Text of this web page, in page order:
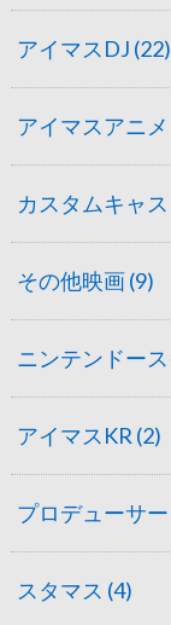
アイマスDJ (22)
アイマスアニメ
カスタムキャス
その他映画(9)
ニンテンドー
アイマスKR(2)
プロデューサー
スタマス (4)